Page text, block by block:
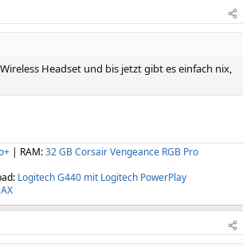
Headset und bis jetzt gibt es einfach nix,
| RAM:32 GB Corsair Vengeance RGB Pro
Logitech G440 mit Logitech PowerPlay